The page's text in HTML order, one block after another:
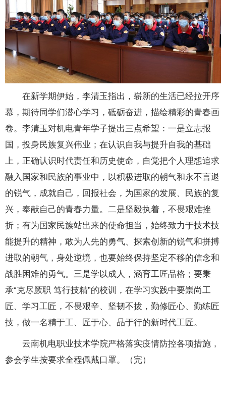
在新学期伊始，李清玉指出，崭新的生活已经拉开序
幕，期待同学们潜心学习，砥砺奋进，描绘精彩的青春画
卷。李清玉对机电青年学子提出三点希望：一是立志报
国，投身民族复兴伟业；在认识自我与提升自我的基础
上，正确认识时代责任和历史使命，自觉把个人理想追求
融入国家和民族的事业中，以积极进取的朝气和永不言退
的锐气，成就自己，回报社会，为国家的发展、民族的复
兴，奉献自己的青春力量。二是坚毅执着，不畏艰难挫
折；有为国家民族站出来的使命担当，始终致力于技术技
能提升的精神，敢为人先的勇气、探索创新的锐气和拼搏
进取的朝气，身处逆境，也要始终保持坚定不移的信念和
战胜困难的勇气。三是学以成人，涵育工匠品格；要秉
承“克尽厥职 笃行技精”的校训，在学习实践中要崇尚工
匠、学习工匠，不畏艰辛、坚韧不拔，勤修匠心、勤练匠
技，做一名精于工、匠于心、品于行的新时代工匠。
云南机电职业技术学院严格落实疫情防控各项措施，
参会学生按要求全程佩戴口罩。（完）